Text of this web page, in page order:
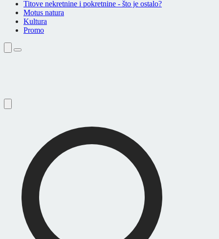
Titove nekretnine i pokretnine - što je ostalo?
Motus natura
Kultura
Promo